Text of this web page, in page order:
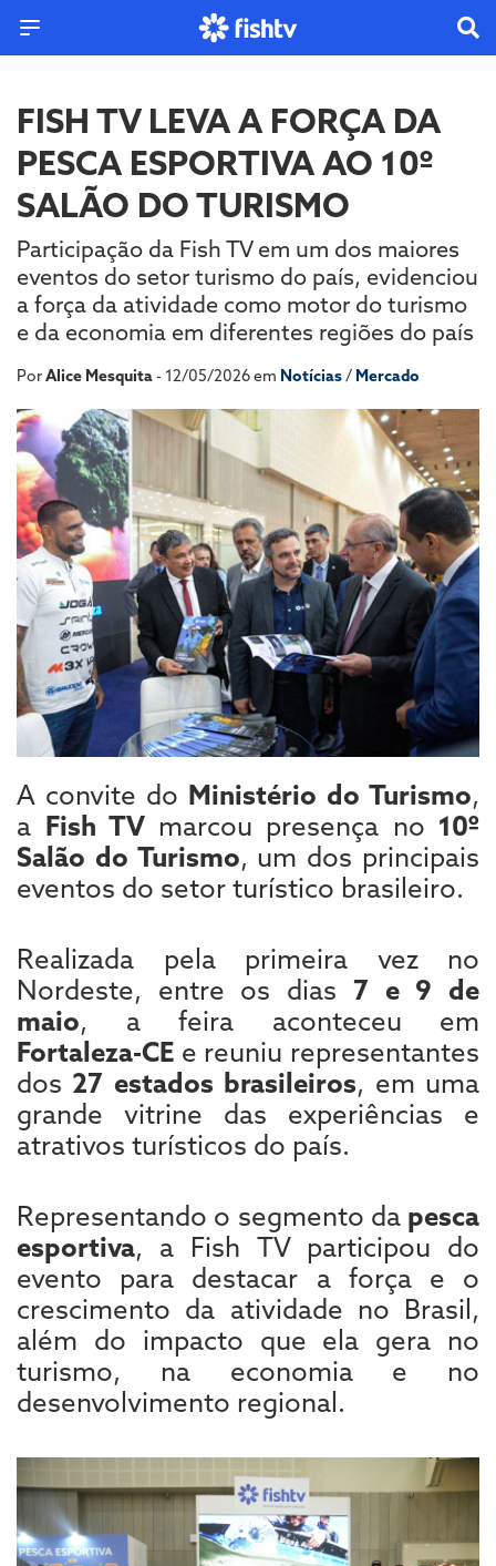
FISH TV LEVA A FORÇA DA
PESCA ESPORTIVA AO 10º
SALÃO DO TURISMO
Participação da Fish TV em um dos maiores
eventos do setor turismo do país, evidenciou
a força da atividade como motor do turismo
e da economia em diferentes regiões do país
PorAlice Mesquita- 12/05/2026 em Notícias/ Mercado
A convite do Ministério do Turismo,
a Fish TV marcou presença no 10º
Salão do Turismo, um dos principais
eventos do setor turístico brasileiro.
Realizada pela primeira vez no
Nordeste, entre os dias 7 e 9 de
maio, a feira aconteceu em
Fortaleza-CE e reuniu representantes
dos 27 estados brasileiros, em uma
grande vitrine das experiências e
atrativos turísticos do país.
Representando o segmento dapesca
esportiva, a Fish TV participou do
evento para destacar a força e o
crescimento da atividade no Brasil,
além do impacto que ela gera no
turismo, na economia e no
desenvolvimento regional.